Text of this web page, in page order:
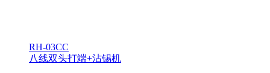
RH-03CC
八线双头打端+沾锡机